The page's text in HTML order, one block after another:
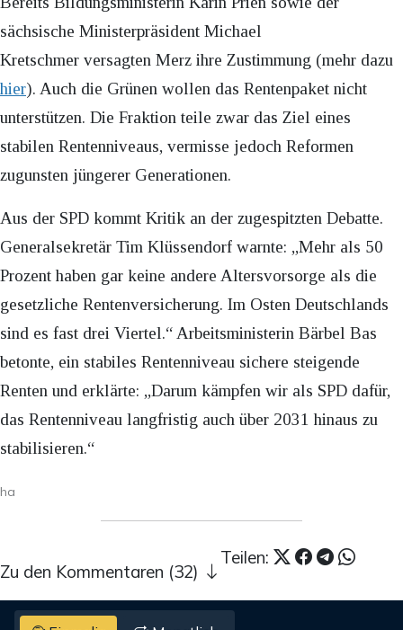
sächsische Ministerpräsident Michael
Kretschmer versagten Merz ihre Zustimmung (mehr dazu
hier). Auch die Grünen wollen das Rentenpaket nicht
unterstützen. Die Fraktion teile zwar das Ziel eines
stabilen Rentenniveaus, vermisse jedoch Reformen
zugunsten jüngerer Generationen.
Aus der SPD kommt Kritik an der zugespitzten Debatte.
Generalsekretär Tim Klüssendorf warnte: „Mehr als 50
Prozent haben gar keine andere Altersvorsorge als die
gesetzliche Rentenversicherung. Im Osten Deutschlands
sind es fast drei Viertel.“ Arbeitsministerin Bärbel Bas
betonte, ein stabiles Rentenniveau sichere steigende
Renten und erklärte: „Darum kämpfen wir als SPD dafür,
das Rentenniveau langfristig auch über 2031 hinaus zu
stabilisieren.“
ha
Teilen:
Zu den Kommentaren (32)